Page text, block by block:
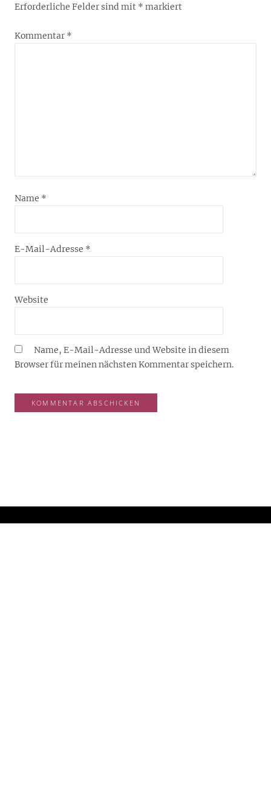
Erforderliche Felder sind mit * markiert
Kommentar *
Name *
E-Mail-Adresse *
Website
Name, E-Mail-Adresse und Website in diesem
Browser für meinen nächsten Kommentar speichern.